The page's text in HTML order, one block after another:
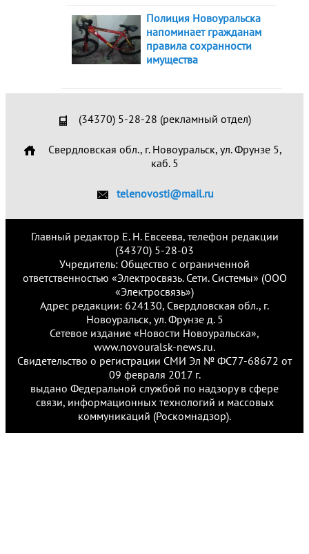
Полиция Новоуральска
напоминает гражданам
правила сохранности
имущества
(34370) 5-28-28 (рекламный отдел)
Свердловская обл., г. Новоуральск, ул. Фрунзе 5,
каб. 5
telenovosti@mail.ru
Главный редактор Е. Н. Евсеева, телефон редакции
(34370) 5-28-03
Учредитель: Общество с ограниченной
ответственностью «Электросвязь. Сети. Системы» (ООО
«Электросвязь»)
Адрес редакции: 624130, Свердловская обл., г.
Новоуральск, ул. Фрунзе д. 5
Сетевое издание «Новости Новоуральска»,
www.novouralsk-news.ru.
Свидетельство о регистрации СМИ Эл № ФС77-68672 от
09 февраля 2017 г.
выдано Федеральной службой по надзору в сфере
связи, информационных технологий и массовых
коммуникаций (Роскомнадзор).